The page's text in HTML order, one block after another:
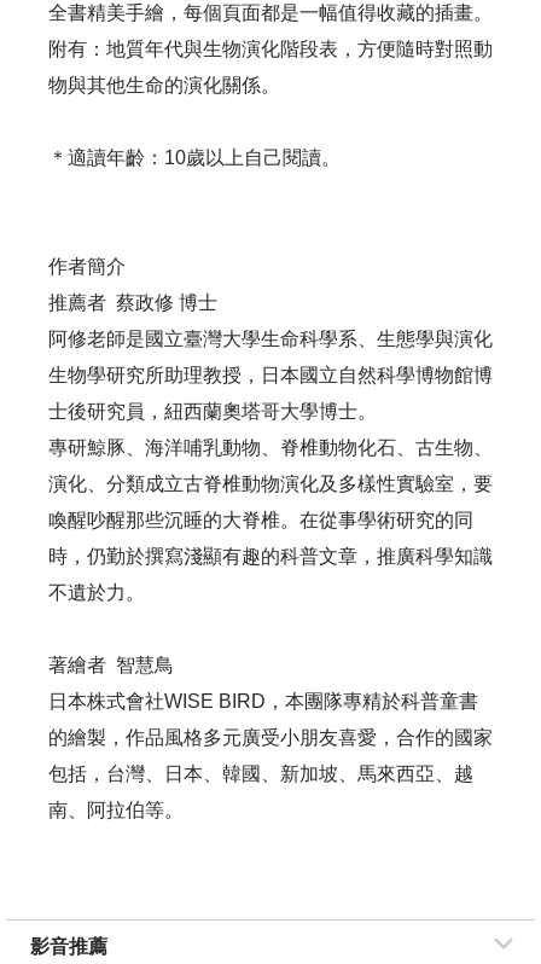
全書精美手繪，每個頁面都是一幅值得收藏的插畫。
附有：地質年代與生物演化階段表，方便隨時對照動
物與其他生命的演化關係。
＊適讀年齡：10歲以上自己閱讀。
作者簡介
推薦者 蔡政修 博士
阿修老師是國立臺灣大學生命科學系、生態學與演化
生物學研究所助理教授，日本國立自然科學博物館博
士後研究員，紐西蘭奧塔哥大學博士。
專研鯨豚、海洋哺乳動物、脊椎動物化石、古生物、
演化、分類成立古脊椎動物演化及多樣性實驗室，要
喚醒吵醒那些沉睡的大脊椎。在從事學術研究的同
時，仍勤於撰寫淺顯有趣的科普文章，推廣科學知識
不遺於力。
著繪者 智慧鳥
日本株式會社WISE BIRD，本團隊專精於科普童書
的繪製，作品風格多元廣受小朋友喜愛，合作的國家
包括，台灣、日本、韓國、新加坡、馬來西亞、越
南、阿拉伯等。
影音推薦